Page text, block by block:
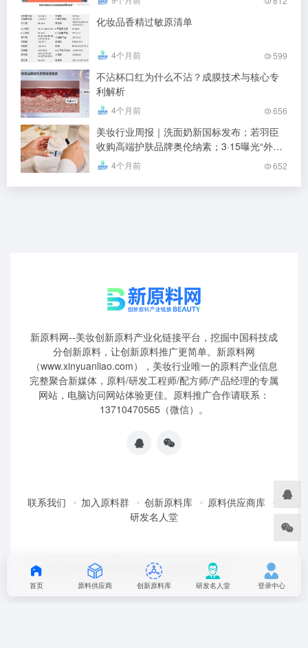
化妆品香精过敏原清单
4个月前 599
不沾杯口红为什么不沾？成膜技术与核心专
利解析
4个月前 656
美妆行业周报｜洗面奶新国标发布；若羽臣
收购高端护肤品牌奥伦纳素；3·15曝光“外泌
体”虚假宣传企业被吊销执照
4个月前 652
新原料网--美妆创新原料产业化链接平台，挖掘中国科技成
分创新原料，让创新原料推广更简单。新原料网
（www.xinyuanliao.com），美妆行业唯一的原料产业信息
完整聚合新媒体，原料/研发工程师/配方师/产品经理的专属
网站，电脑访问网站体验更佳。原料推广合作请联系：
13710470565（微信）。
联系我们 加入原料群 创新原料库
原料供应商库
研发名人堂
©2025 妆榜科技·新原料网 版权所有 粤ICP2024350757
首页 原料供应商 创新原料库 研发名人堂 登录中心